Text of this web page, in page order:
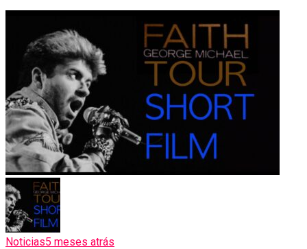
Noticias5 meses atrás